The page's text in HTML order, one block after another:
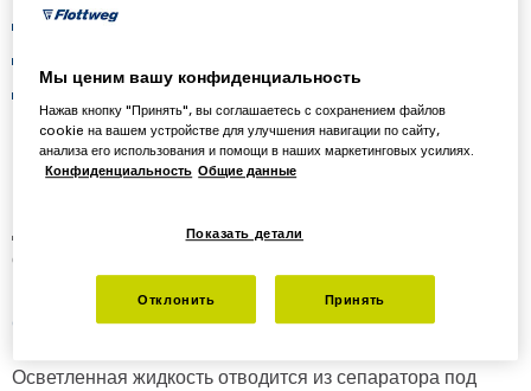
легко испаряется;
должна отводиться под давлением.
давлением. Принцип действия грейфера можно
сравнить с центростремительным насосом.
Осветлитель (разделение двух фаз)
Осветленная жидкость отводится из сепаратора под
Мы ценим вашу конфиденциальность
Нажав кнопку "Принять", вы соглашаетесь с сохранением файлов
cookie на вашем устройстве для улучшения навигации по сайту,
анализа его использования и помощи в наших маркетинговых усилиях.
Конфиденциальность Общие данные
Показать детали
Отклонить Принять